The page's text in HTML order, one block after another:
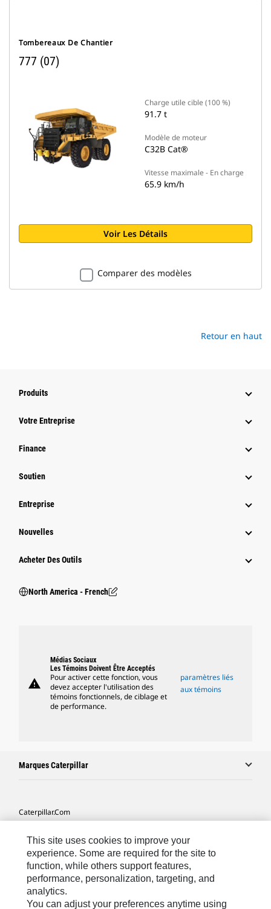
Tombereaux De Chantier
777 (07)
Charge utile cible (100 %)
91.7 t
Modèle de moteur
C32B Cat®
Vitesse maximale - En charge
65.9 km/h
Voir Les Détails
Comparer des modèles
Retour en haut
Produits
Votre Entreprise
Finance
Soutien
Entreprise
Nouvelles
Acheter Des Outils
North America - French
warning
Médias Sociaux
Les Témoins Doivent Être Acceptés
Pour activer cette fonction, vous
devez accepter l'utilisation des
témoins fonctionnels, de ciblage et
de performance.
paramètres liés
aux témoins
Marques Caterpillar
Caterpillar.com
Mes Préférences Marketing
Plan Du Site
Cookie Settings
This site uses cookies to improve your
experience. Some are required for the site to
function, while others support features,
performance, personalization, targeting, and
analytics.
You can adjust your preferences anytime using